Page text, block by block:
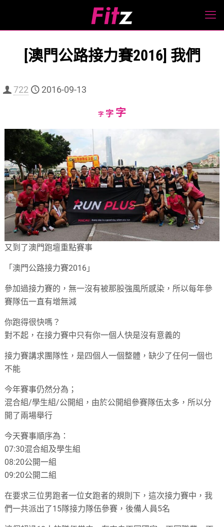
[澳門公路接力賽2016] 我們
722 2016-09-13
字Decrease
size.
字Reset
字Increase
又到了澳門跑壇重點賽事
「澳門公路接力賽2016」
參加過接力賽的，無一沒有被那股強風所感染，所以每年參
賽隊伍一直有增無減
你跑得很快嗎？
對不起，在接力賽中只有你一個人快是沒有意義的
接力賽講求團隊性，是四個人一個整體，缺少了任何一個也
不能
今年賽事仍然分為；
混合組/學生組/公開組，由於公開組參賽隊伍太多，所以分
開了兩場舉行
今天賽事順序為：
07:30混合組及學生組
08:20公開一組
09:20公開二組
在要求三位男跑者一位女跑者的規則下，這次接力賽中，我
們一共派出了15隊接力隊伍參賽，後備人員5名